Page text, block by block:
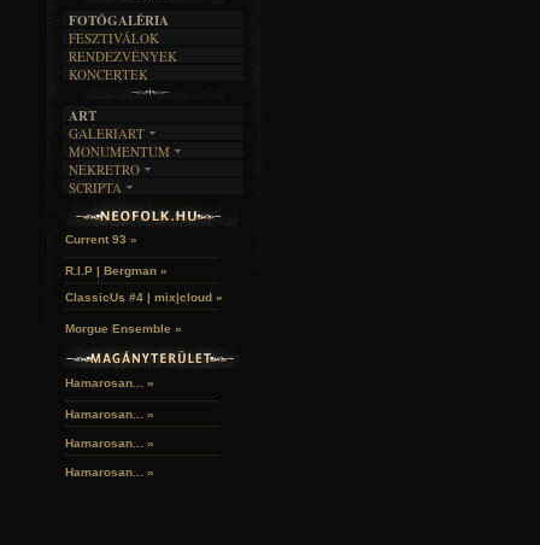
FOTÓGALÉRIA
FESZTIVÁLOK
RENDEZVÉNYEK
KONCERTEK
ART
GALERIART
ARTGALERI
KÉPREGÉNYEK
LAKÁSKULTS
MONUMENTUM
TEMETŐK
TEMPLOMOK
VÁRAK
HELYEK
NEKRETRO
SZUBKULT
FEKETE LYUK
RELIKVIÁK
SCRIPTA
NOVELLÁK
Current 93 »
R.I.P | Bergman »
ClassicUs #4 | mix|cloud »
Morgue Ensemble »
Hamarosan... »
Hamarosan... »
Hamarosan... »
Hamarosan... »